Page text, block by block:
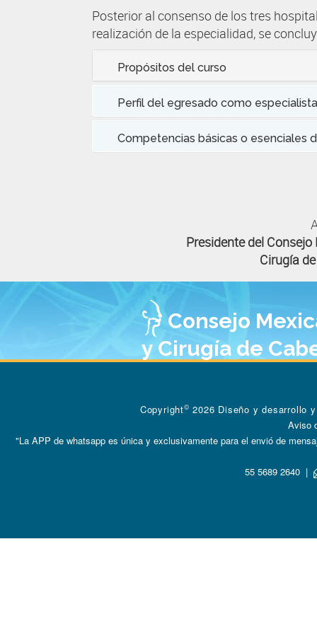
Posterior al consenso de los tres
realización de la especialidad, se
Propósitos del curso
Perfil del egresado como
Competencias básicas o esenciales
Presidente del
Cirugía
Consejo
y Cirugía de
Copyright© 2026 Diseño y desarrollo
Aviso
"La APP de whatsapp es única y exclusivamente para el envió de
55 5689 2640 |